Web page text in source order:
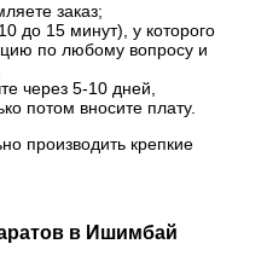
заказ;
до 15 минут), у которого
по любому вопросу и
через 5-10 дней,
потом вносите плату.
производить крепкие
в Ишимбай